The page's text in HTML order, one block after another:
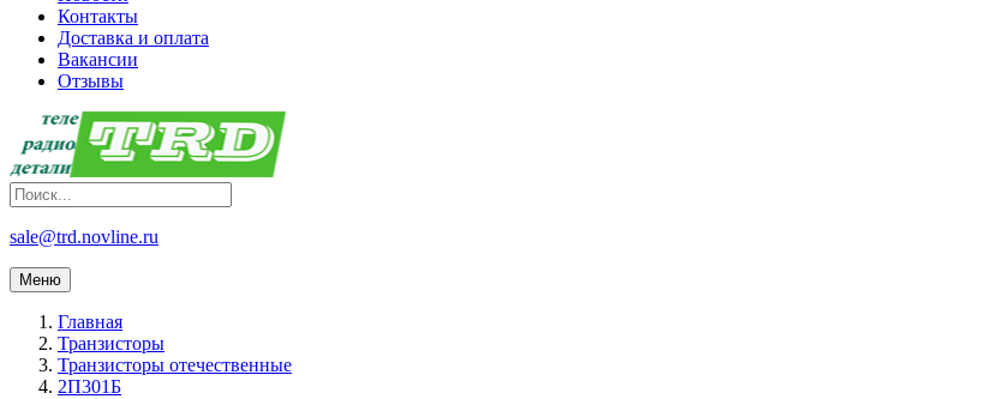
Контакты
Доставка и оплата
Вакансии
Отзывы
sale@trd.novline.ru
Меню
Главная
Транзисторы
Транзисторы отечественные
2П301Б